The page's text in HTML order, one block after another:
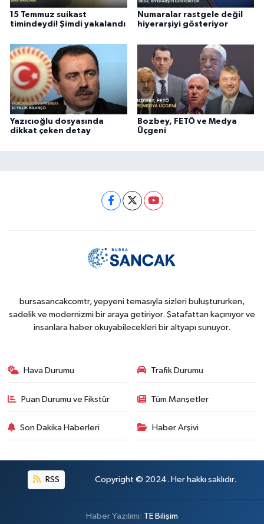
15 Temmuz suikast
timindeydi! Şimdi yakalandı
Numaralar rastgele değil
hiyerarşiyi gösteriyor
Yazıcıoğlu dosyasında
dikkat çeken detay
Bozbey, FETÖ ve Medya
Üçgeni
bursasancakcomtr, yepyeni temasıyla sizleri buluştururken,
sadelik ve modernizmi bir araya getiriyor. Şatafattan kaçınıyor ve
insanlara haber okuyabilecekleri bir altyapı sunuyor.
Hava Durumu Trafik Durumu
Puan Durumu ve Fikstür Tüm Manşetler
Son Dakika Haberleri Haber Arşivi
RSS Copyright © 2024. Her hakkı saklıdır.
Haber Yazılımı: TE Bilişim